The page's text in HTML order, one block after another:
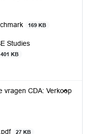
169 KB
Studies
401 KB
vragen CDA: Verkoop
27 KB